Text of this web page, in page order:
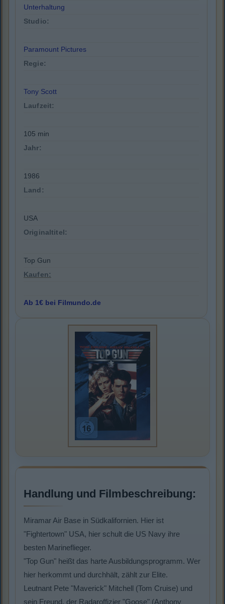
Unterhaltung
Studio:
Paramount Pictures
Regie:
Tony Scott
Laufzeit:
105 min
Jahr:
1986
Land:
USA
Originaltitel:
Top Gun
Kaufen:
Ab 1€ bei Filmundo.de
Handlung und Filmbeschreibung:
Miramar Air Base in Südkalifornien. Hier ist
"Fightertown" USA, hier schult die US Navy ihre
besten Marineflieger.
"Top Gun" heißt das harte Ausbildungsprogramm. Wer
hier herkommt und durchhält, zählt zur Elite.
Leutnant Pete "Maverick" Mitchell (Tom Cruise) und
sein Freund, der Radaroffizier "Goose" (Anthony